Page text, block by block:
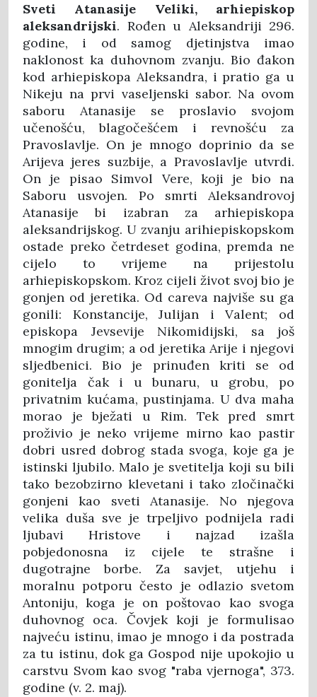
Sveti Atanasije Veliki, arhiepiskop
aleksandrijski. Rođen u Aleksandriji 296.
godine, i od samog djetinjstva imao
naklonost ka duhovnom zvanju. Bio đakon
kod arhiepiskopa Aleksandra, i pratio ga u
Nikeju na prvi vaseljenski sabor. Na ovom
saboru Atanasije se proslavio svojom
učenošću, blagočešćem i revnošću za
Pravoslavlje. On je mnogo doprinio da se
Arijeva jeres suzbije, a Pravoslavlje utvrdi.
On je pisao Simvol Vere, koji je bio na
Saboru usvojen. Po smrti Aleksandrovoj
Atanasije bi izabran za arhiepiskopa
aleksandrijskog. U zvanju arihiepiskopskom
ostade preko četrdeset godina, premda ne
cijelo to vrijeme na prijestolu
arhiepiskopskom. Kroz cijeli život svoj bio je
gonjen od jeretika. Od careva najviše su ga
gonili: Konstancije, Julijan i Valent; od
episkopa Jevsevije Nikomidijski, sa još
mnogim drugim; a od jeretika Arije i njegovi
sljedbenici. Bio je prinuđen kriti se od
gonitelja čak i u bunaru, u grobu, po
privatnim kućama, pustinjama. U dva maha
morao je bježati u Rim. Tek pred smrt
proživio je neko vrijeme mirno kao pastir
dobri usred dobrog stada svoga, koje ga je
istinski ljubilo. Malo je svetitelja koji su bili
tako bezobzirno klevetani i tako zločinački
gonjeni kao sveti Atanasije. No njegova
velika duša sve je trpeljivo podnijela radi
ljubavi Hristove i najzad izašla
pobjedonosna iz cijele te strašne i
dugotrajne borbe. Za savjet, utjehu i
moralnu potporu često je odlazio svetom
Antoniju, koga je on poštovao kao svoga
duhovnog oca. Čovjek koji je formulisao
najveću istinu, imao je mnogo i da postrada
za tu istinu, dok ga Gospod nije upokojio u
carstvu Svom kao svog "raba vjernoga", 373.
godine (v. 2. maj).